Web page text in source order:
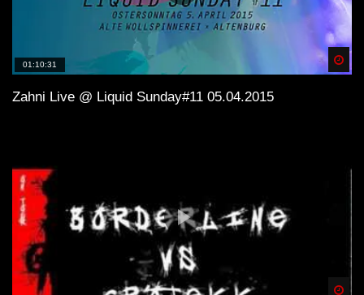
01:10:31
Zahni Live @ Liquid Sunday#11 05.04.2015